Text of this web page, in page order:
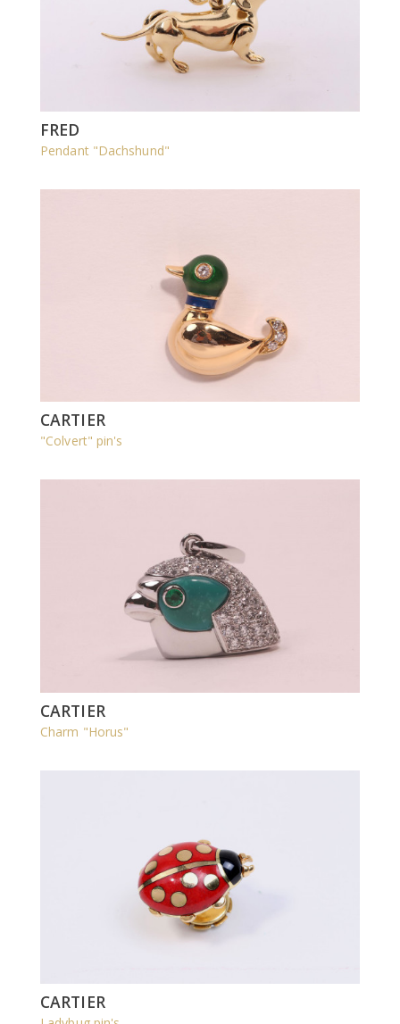
FRED
Pendant "Dachshund"
CARTIER
"Colvert" pin's
CARTIER
Charm "Horus"
CARTIER